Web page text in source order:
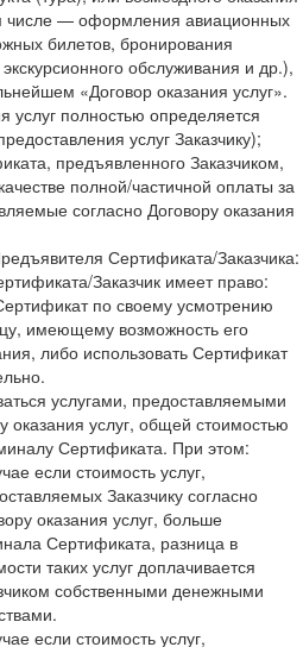
числе — оформления авиационных
билетов, бронирования
обслуживания и др.),
«Договор оказания услуг».
услуг полностью определяется
услуг Заказчику);
предъявленного Заказчиком,
полной/частичной оплаты за
согласно Договору оказания
Сертификата/Заказчика:
Заказчик имеет право:
по своему усмотрению
имеющему возможность его
либо использовать Сертификат
услугами, предоставляемыми
оказания услуг, общей стоимостью
Сертификата. При этом:
если стоимость услуг,
Заказчику согласно
оказания услуг, больше
Сертификата, разница в
таких услуг доплачивается
собственными денежными
если стоимость услуг,